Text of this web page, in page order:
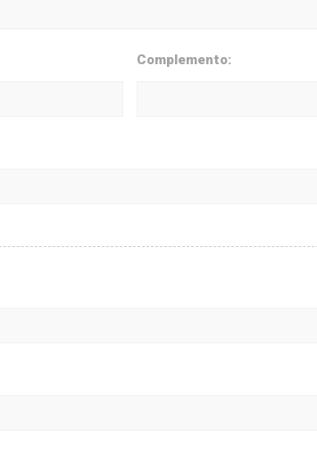
Complemento: